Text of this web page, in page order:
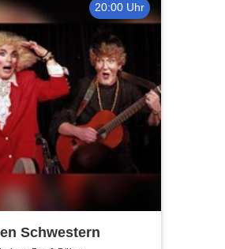
20:00 Uhr
Schwestern